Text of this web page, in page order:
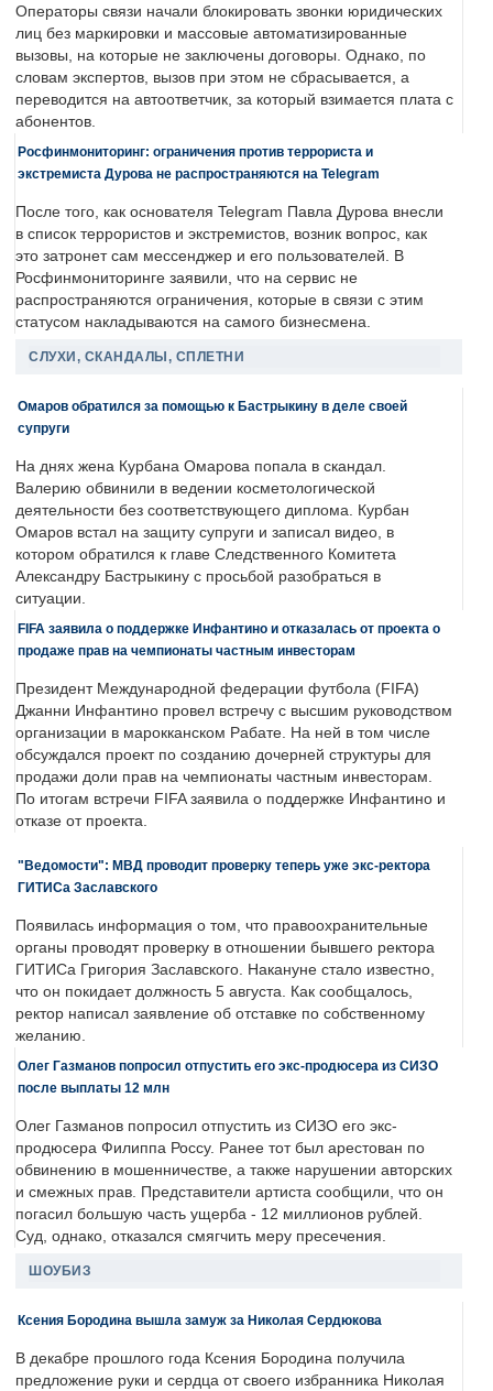
Операторы связи начали блокировать звонки юридических
лиц без маркировки и массовые автоматизированные
вызовы, на которые не заключены договоры. Однако, по
словам экспертов, вызов при этом не сбрасывается, а
переводится на автоответчик, за который взимается плата с
абонентов.
Росфинмониторинг: ограничения против террориста и
экстремиста Дурова не распространяются на Telegram
После того, как основателя Telegram Павла Дурова внесли
в список террористов и экстремистов, возник вопрос, как
это затронет сам мессенджер и его пользователей. В
Росфинмониторинге заявили, что на сервис не
распространяются ограничения, которые в связи с этим
статусом накладываются на самого бизнесмена.
СЛУХИ, СКАНДАЛЫ, СПЛЕТНИ
Омаров обратился за помощью к Бастрыкину в деле своей
супруги
На днях жена Курбана Омарова попала в скандал.
Валерию обвинили в ведении косметологической
деятельности без соответствующего диплома. Курбан
Омаров встал на защиту супруги и записал видео, в
котором обратился к главе Следственного Комитета
Александру Бастрыкину с просьбой разобраться в
ситуации.
FIFA заявила о поддержке Инфантино и отказалась от проекта о
продаже прав на чемпионаты частным инвесторам
Президент Международной федерации футбола (FIFA)
Джанни Инфантино провел встречу с высшим руководством
организации в марокканском Рабате. На ней в том числе
обсуждался проект по созданию дочерней структуры для
продажи доли прав на чемпионаты частным инвесторам.
По итогам встречи FIFA заявила о поддержке Инфантино и
отказе от проекта.
"Ведомости": МВД проводит проверку теперь уже экс-ректора
ГИТИСа Заславского
Появилась информация о том, что правоохранительные
органы проводят проверку в отношении бывшего ректора
ГИТИСа Григория Заславского. Накануне стало известно,
что он покидает должность 5 августа. Как сообщалось,
ректор написал заявление об отставке по собственному
желанию.
Олег Газманов попросил отпустить его экс-продюсера из СИЗО
после выплаты 12 млн
Олег Газманов попросил отпустить из СИЗО его экс-
продюсера Филиппа Россу. Ранее тот был арестован по
обвинению в мошенничестве, а также нарушении авторских
и смежных прав. Представители артиста сообщили, что он
погасил большую часть ущерба - 12 миллионов рублей.
Суд, однако, отказался смягчить меру пресечения.
ШОУБИЗ
Ксения Бородина вышла замуж за Николая Сердюкова
В декабре прошлого года Ксения Бородина получила
предложение руки и сердца от своего избранника Николая